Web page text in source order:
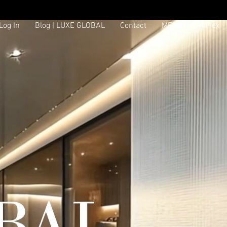
In Blog | LUXE GLOBAL Contact MEMBERSHIP ex